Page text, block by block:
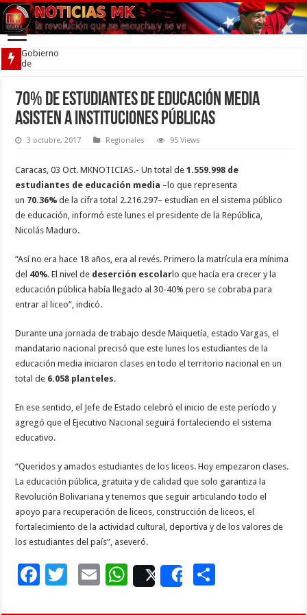
Gobierno
de
acuerdo
por la
convivencia
70% de estudiantes de educación media
asisten a instituciones públicas
3 octubre, 2017 Regionales 95 Views
Caracas, 03 Oct. MKNOTICIAS.- Un total de1.559.998 de
estudiantes de educación media –lo que representa
un 70.36% de la cifra total 2.216.297– estudian en el sistema público
de educación, informó este lunes el presidente de la República,
Nicolás Maduro.
“Así no era hace 18 años, era al revés. Primero la matrícula era mínima
del 40%. El nivel de deserción escolar lo que hacía era crecer y la
educación pública había llegado al 30-40% pero se cobraba para
entrar al liceo”, indicó.
Durante una jornada de trabajo desde Maiquetía, estado Vargas, el
mandatario nacional precisó que este lunes los estudiantes de la
educación media iniciaron clases en todo el territorio nacional en un
total de 6.058 planteles.
En ese sentido, el Jefe de Estado celebró el inicio de este período y
agregó que el Ejecutivo Nacional seguirá fortaleciendo el sistema
educativo.
“Queridos y amados estudiantes de los liceos. Hoy empezaron clases.
La educación pública, gratuita y de calidad que solo garantiza la
Revolución Bolivariana y tenemos que seguir articulando todo el
apoyo para recuperación de liceos, construcción de liceos, el
fortalecimiento de la actividad cultural, deportiva y de los valores de
los estudiantes del país”, aseveró.
F
T
E
W
Post Share